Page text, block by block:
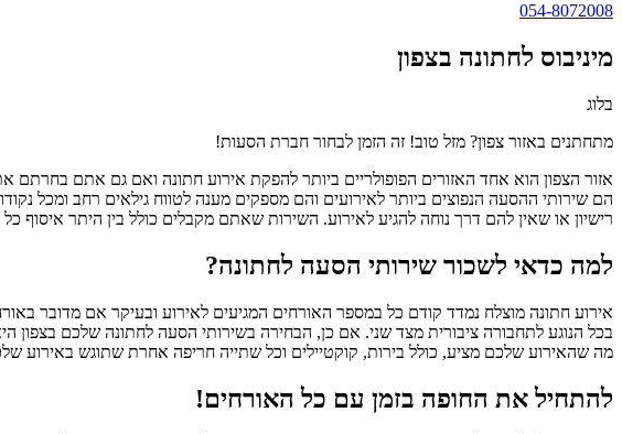
054-8072008
מיניבוס לחתונה בצפון
בלוג
מתחתנים באזור צפון? מזל טוב! זה הזמן לבחור חברת הסעות!
אזור הצפון הוא אחד האזורים הפופולריים ביותר להפקת אירוע חתונה ואם גם אתם בחרתם
הם שירותי ההסעה הנפוצים ביותר לאירועים והם מספקים מענה לטווח גילאים רחב ומכל
רישיון או שאין להם דרך נוחה להגיע לאירוע. השירות שאתם מקבלים כולל בין היתר איסוף
למה כדאי לשכור שירותי הסעה לחתונה?
אירוע חתונה מוצלח נמדד קודם כל במספר האורחים המגיעים לאירוע ובעיקר אם מדובר
בכל הנוגע לתחבורה ציבורית מצד שני. אם כן, הבחירה בשירותי הסעה לחתונה שלכם בצפון
מה שהאירוע שלכם מציע, כולל בירות, קוקטיילים וכל שתייה חריפה אחרת שתוגש באירוע
להתחיל את החופה בזמן עם כל האורחים!